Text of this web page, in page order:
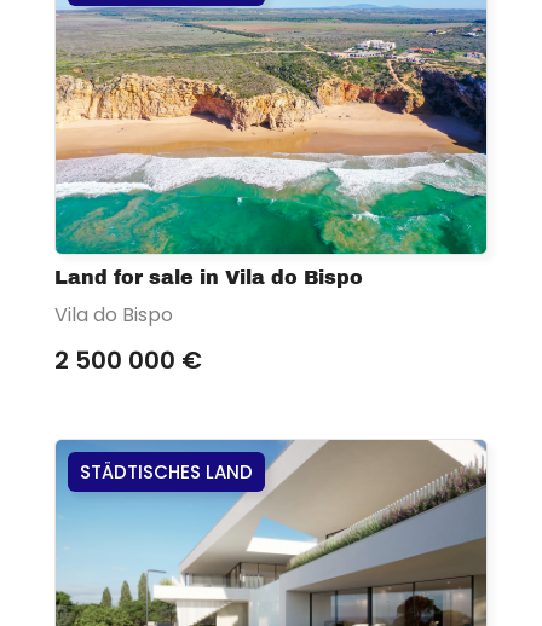
Land for sale in Vila do Bispo
Vila do Bispo
2 500 000 €
STÄDTISCHES LAND